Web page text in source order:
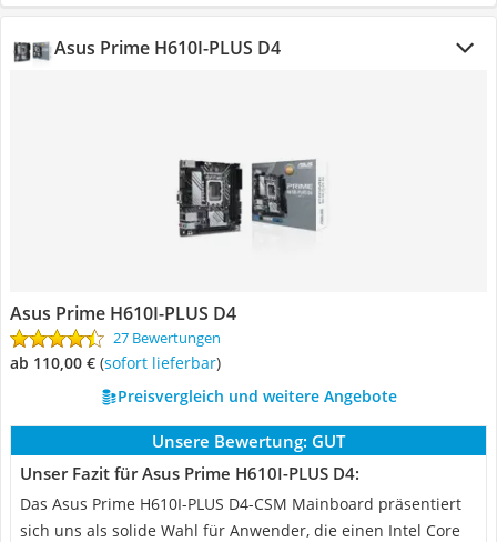
Asus Prime H610I-PLUS D4
Asus Prime H610I-PLUS D4
27 Bewertungen
ab 110,00 € ( Sofort lieferbar)
Preisvergleich und weitere Angebote
Unsere Bewertung: GUT
Unser Fazit für Asus Prime H610I-PLUS D4:
Das Asus Prime H610I-PLUS D4-CSM Mainboard präsentiert
sich uns als solide Wahl für Anwender, die einen Intel Core